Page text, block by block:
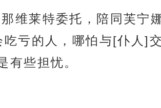
维莱特委托，陪同芙宁
亏的人，哪怕与[仆人]
有些担忧。